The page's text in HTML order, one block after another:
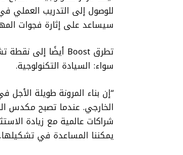
للوصول إلى التدريب العملي
سيساعد على إثارة فجوات
سواء: السيادة التكنولوجية.
“إن بناء المرونة طويلة
الخارجي. عندما تصبح مكدس
شراكات عالمية مع زيادة
يمكننا المساعدة في تشكيلها.